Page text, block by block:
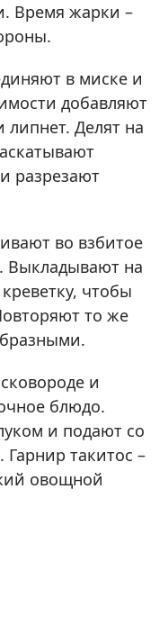
Время жарки –
в миске и
добавляют
липнет. Делят на
разрезают
во взбитое
Выкладывают на
чтобы
то же
и
блюдо.
и подают со
Гарнир такитос –
овощной